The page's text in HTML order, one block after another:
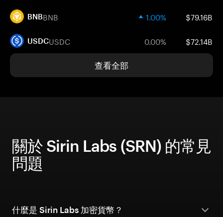
BNBBNB 1.00% $79.16B
USDCUSDC 0.00% $72.14B
查看全部
關於 Sirin Labs (SRN) 的常見
問題
什麼是 Sirin Labs 加密貨幣？